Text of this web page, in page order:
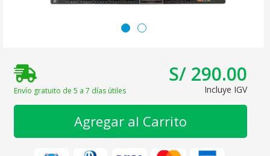
Envío gratuito de 5 a 7 días útiles
S/ 290.00
Incluye IGV
Agregar al Carrito